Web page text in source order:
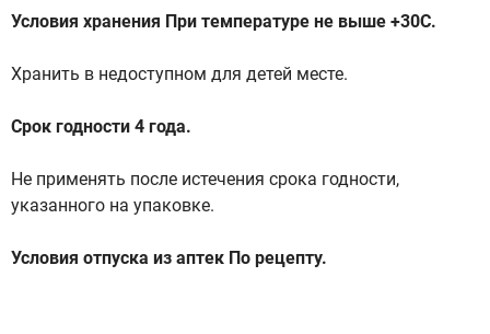
Условия хранения При температуре не выше +30С.
Хранить в недоступном для детей месте.
Срок годности 4 года.
Не применять после истечения срока годности,
указанного на упаковке.
Условия отпуска из аптек По рецепту.